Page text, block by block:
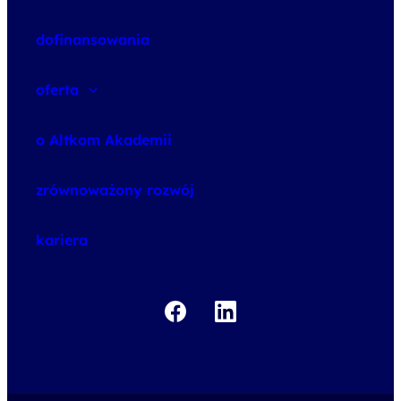
dofinansowania
oferta
o Altkom Akademii
zrównoważony rozwój
kariera